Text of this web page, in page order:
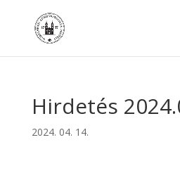
Hirdetés
2024. 04. 14.